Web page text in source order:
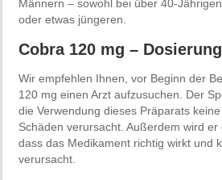
Männern – sowohl bei über 40-
oder etwas jüngeren.
Cobra 120 mg – Dosierung
Wir empfehlen Ihnen, vor Beginn der
120 mg einen Arzt aufzusuchen. Der
die Verwendung dieses Präparats
Schäden verursacht. Außerdem wird er
dass das Medikament richtig wirkt und
verursacht.